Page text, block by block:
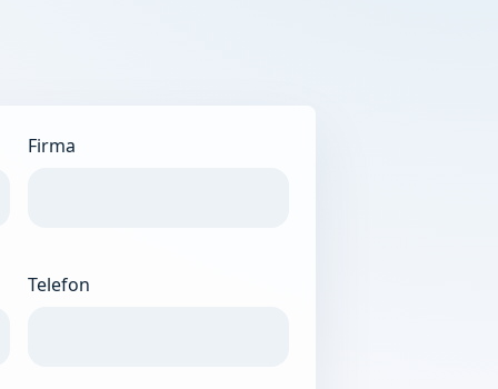
Firma
Telefon